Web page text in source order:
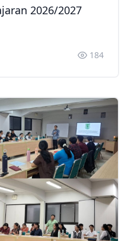
2026/2027
184